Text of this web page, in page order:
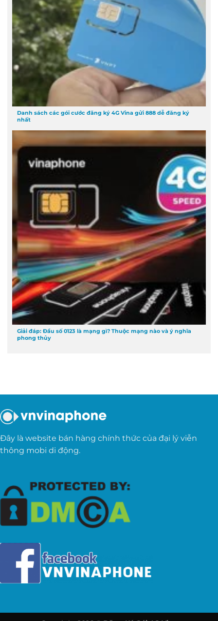
Danh sách các gói cước đăng ký 4G Vina gửi 888 dễ đăng ký
nhất
Giải đáp: Đầu số 0123 là mạng gì? Thuộc mạng nào và ý nghĩa
phong thủy
Đây là website bán hàng chính thức của đại lý viễn
thông mobi di động.